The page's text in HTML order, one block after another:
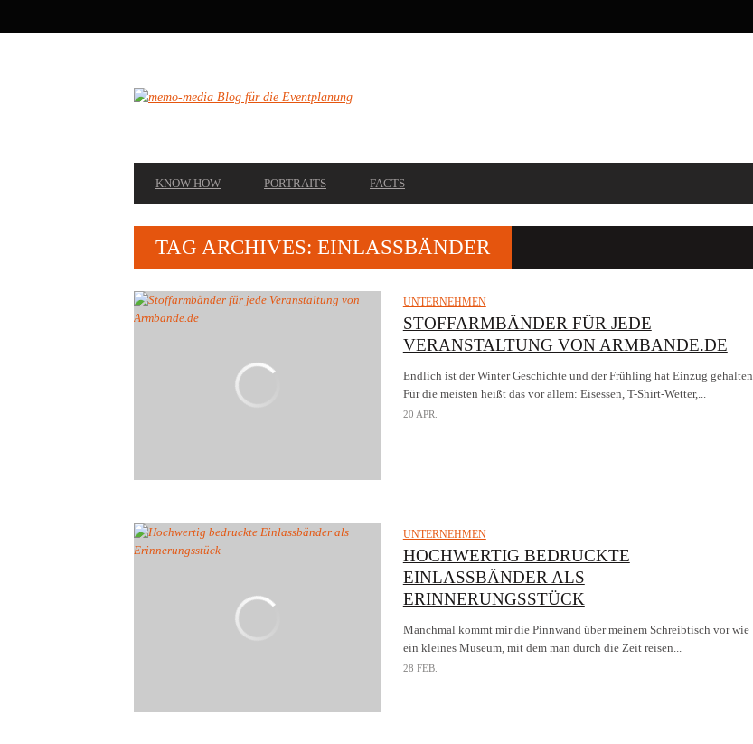
NAVIGATION
NAVIGATION
KNOW-HOW PORTRAITS FACTS
TAG ARCHIVES: EINLASSBÄNDER
UNTERNEHMEN
STOFFARMBÄNDER FÜR JEDE
VERANSTALTUNG VON ARMBANDE.DE
Endlich ist der Winter Geschichte und der Frühling hat Einzug gehalten.
Für die meisten heißt das vor allem: Eisessen, T-Shirt-Wetter,...
20 APR.
UNTERNEHMEN
HOCHWERTIG BEDRUCKTE
EINLASSBÄNDER ALS
ERINNERUNGSSTÜCK
Manchmal kommt mir die Pinnwand über meinem Schreibtisch vor wie
ein kleines Museum, mit dem man durch die Zeit reisen...
28 FEB.